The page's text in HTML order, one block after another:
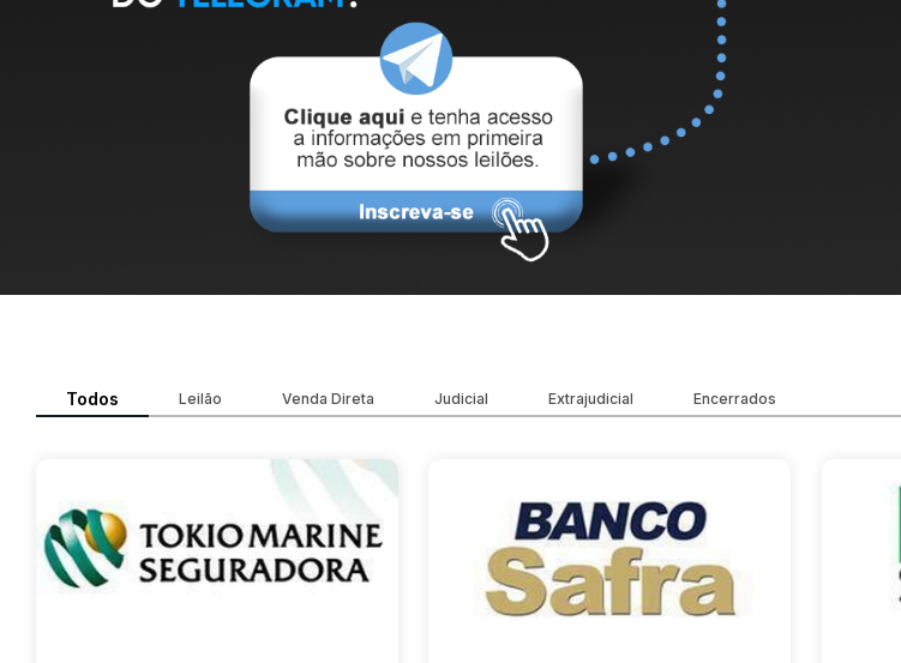
Todos Leilão Venda Direta Judicial Extrajudicial Encerrados